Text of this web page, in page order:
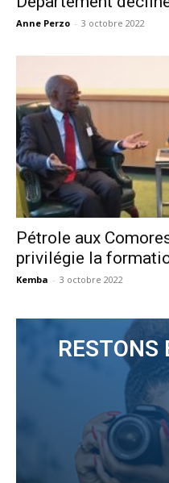
Anne Perzo - 3 octobre 2022
Pétrole aux
privilégie la
Kemba - 3 octobre 2022
RESTONS